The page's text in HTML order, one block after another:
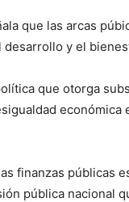
que las arcas
y el
que otorga
económica
finanzas públicas
pública nacional